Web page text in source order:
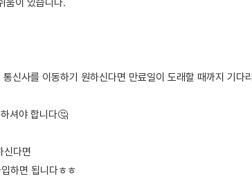
움이 있습니다.
신사를 이동하기 원하신다면 만료일이 도래할 때까지 기다리
셔야 합니다🤔
신다면
하면 됩니다ㅎㅎ